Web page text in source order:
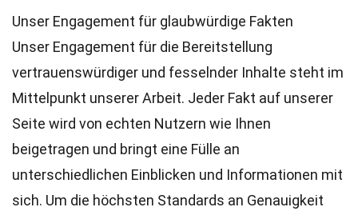
Unser Engagement für glaubwürdige Fakten
Unser Engagement für die Bereitstellung
vertrauenswürdiger und fesselnder Inhalte steht im
Mittelpunkt unserer Arbeit. Jeder Fakt auf unserer
Seite wird von echten Nutzern wie Ihnen
beigetragen und bringt eine Fülle an
unterschiedlichen Einblicken und Informationen mit
sich. Um die höchsten Standards an Genauigkeit